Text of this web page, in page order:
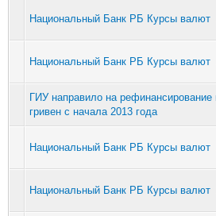
Национальный Банк РБ Курсы валют
Национальный Банк РБ Курсы валют
ГИУ направило на
гривен с начала 2013 года
Национальный Банк РБ Курсы валют
Национальный Банк РБ Курсы валют